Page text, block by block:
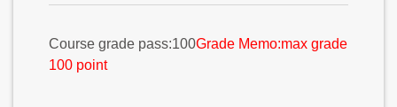
Course grade pass:100Grade Memo:max grade
100 point